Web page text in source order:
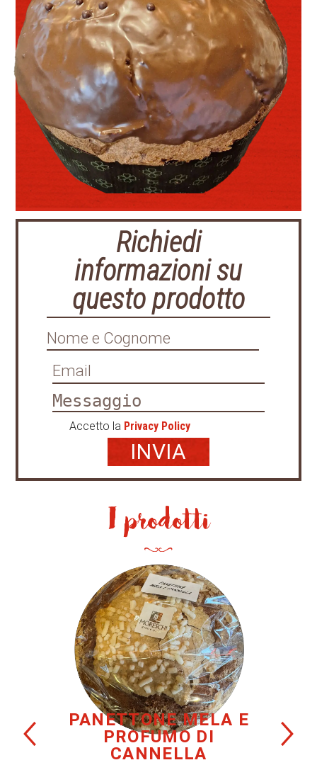
Richiedi
informazioni su
questo prodotto
Accetto la Privacy Policy
I prodotti
PANETTONE MELA E
PROFUMO DI
CANNELLA